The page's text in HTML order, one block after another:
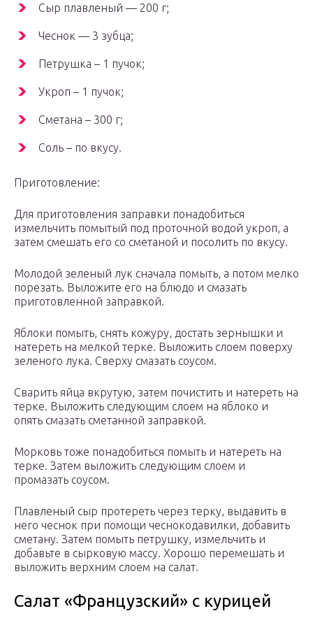
Сыр плавленый — 200 г;
Чеснок — 3 зубца;
Петрушка – 1 пучок;
Укроп – 1 пучок;
Сметана – 300 г;
Соль – по вкусу.
Приготовление:
Для приготовления заправки понадобиться
измельчить помытый под проточной водой укроп, а
затем смешать его со сметаной и посолить по вкусу.
Молодой зеленый лук сначала помыть, а потом мелко
порезать. Выложите его на блюдо и смазать
приготовленной заправкой.
Яблоки помыть, снять кожуру, достать зернышки и
натереть на мелкой терке. Выложить слоем поверху
зеленого лука. Сверху смазать соусом.
Сварить яйца вкрутую, затем почистить и натереть на
терке. Выложить следующим слоем на яблоко и
опять смазать сметанной заправкой.
Морковь тоже понадобиться помыть и натереть на
терке. Затем выложить следующим слоем и
промазать соусом.
Плавленый сыр протереть через терку, выдавить в
него чеснок при помощи чеснокодавилки, добавить
сметану. Затем помыть петрушку, измельчить и
добавьте в сырковую массу. Хорошо перемешать и
выложить верхним слоем на салат.
Салат «Французский» с курицей